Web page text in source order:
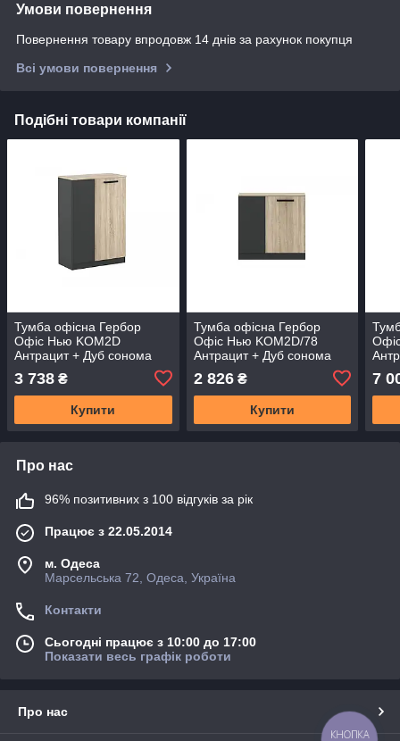
Умови повернення
Повернення товару впродовж 14 днів за рахунок покупця
Всі умови повернення
Подібні товари компанії
Тумба офісна Гербор
Офіс Нью KOM2D
Антрацит + Дуб сонома
3 738 ₴
Купити
Тумба офісна Гербор
Офіс Нью KOM2D/78
Антрацит + Дуб сонома
2 826₴
Купити
7
Про нас
96% позитивних з 100 відгуків за рік
Працює з 22.05.2014
м. Одеса
Марсельська 72, Одеса, Україна
Контакти
Сьогодні працює з 10:00 до 17:00
Показати весь графік роботи
Про нас
КНОПКА